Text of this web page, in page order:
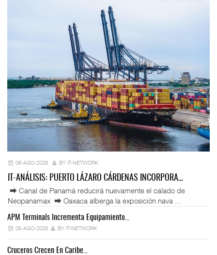
06-AGO-2026 BY IT-NETWORK
IT-ANÁLISIS: PUERTO LÁZARO CÁRDENAS INCORPORA…
⮕ Canal de Panamá reducirá nuevamente el calado de
Neopanamax ⮕ Oaxaca alberga la exposición nava ...
APM Terminals Incrementa Equipamiento…
05-AGO-2026 BY IT-NETWORK
Cruceros Crecen En Caribe…